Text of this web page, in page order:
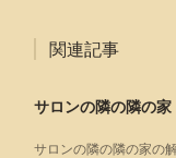
関連記事
サロンの隣の隣の家
サロンの隣の隣の家の